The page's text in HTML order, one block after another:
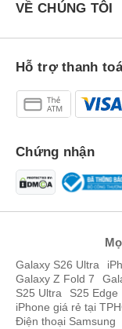
VỀ CHÚNG TÔI
Hỗ trợ thanh
Chứng nhận
Galaxy S26 Ultra
Galaxy Z Fold 7
S25 Ultra
S25 Edge
iPhone giá rẻ tại
Điện thoại Samsung